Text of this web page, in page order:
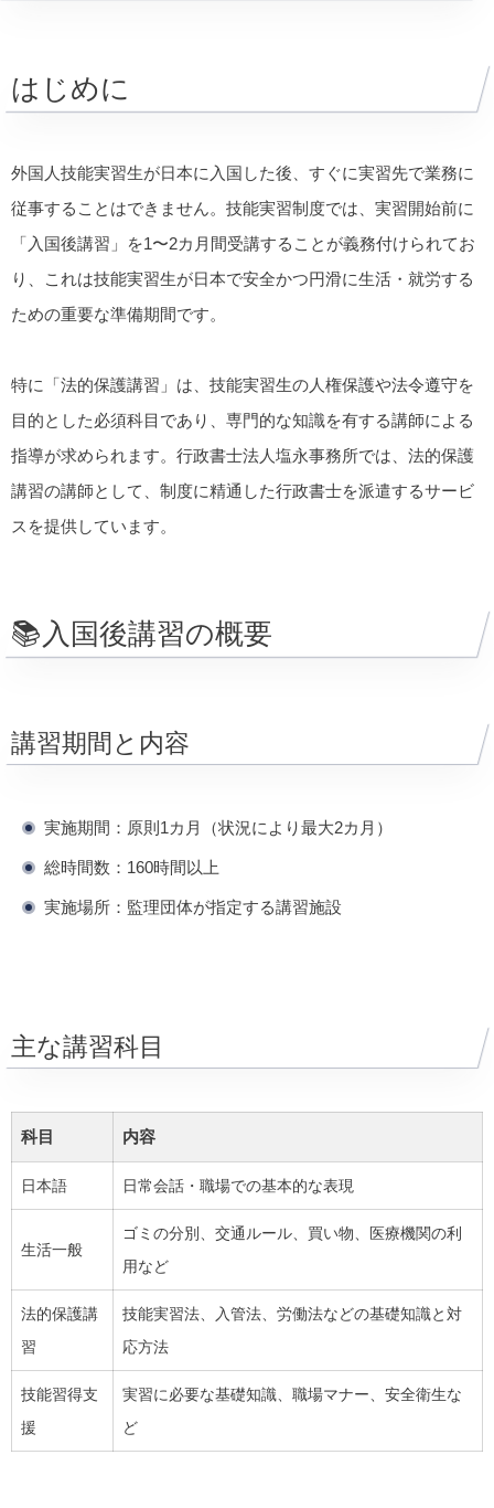
はじめに
外国人技能実習生が日本に入国した後、すぐに実習先で業務に
従事することはできません。技能実習制度では、実習開始前に
「入国後講習」を1〜2カ月間受講することが義務付けられてお
り、これは技能実習生が日本で安全かつ円滑に生活・就労する
ための重要な準備期間です。
特に「法的保護講習」は、技能実習生の人権保護や法令遵守を
目的とした必須科目であり、専門的な知識を有する講師による
指導が求められます。行政書士法人塩永事務所では、法的保護
講習の講師として、制度に精通した行政書士を派遣するサービ
スを提供しています。
📚入国後講習の概要
講習期間と内容
実施期間：原則1カ月（状況により最大2カ月）
総時間数：160時間以上
実施場所：監理団体が指定する講習施設
主な講習科目
科目 内容
日本語 日常会話・職場での基本的な表現
生活一般
ゴミの分別、交通ルール、買い物、医療機関の利
用など
法的保護講
習
技能実習法、入管法、労働法などの基礎知識と対
応方法
技能習得支
援
実習に必要な基礎知識、職場マナー、安全衛生な
ど